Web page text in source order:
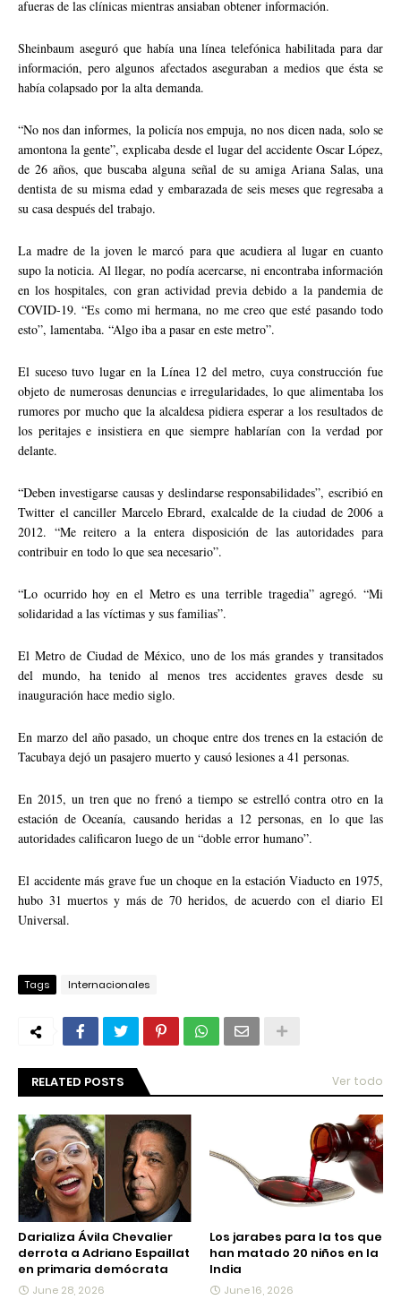
afueras de las clínicas mientras ansiaban obtener información.
Sheinbaum aseguró que había una línea telefónica habilitada para dar
información, pero algunos afectados aseguraban a medios que ésta se
había colapsado por la alta demanda.
“No nos dan informes, la policía nos empuja, no nos dicen nada, solo se
amontona la gente”, explicaba desde el lugar del accidente Oscar López,
de 26 años, que buscaba alguna señal de su amiga Ariana Salas, una
dentista de su misma edad y embarazada de seis meses que regresaba a
su casa después del trabajo.
La madre de la joven le marcó para que acudiera al lugar en cuanto
supo la noticia. Al llegar, no podía acercarse, ni encontraba información
en los hospitales, con gran actividad previa debido a la pandemia de
COVID-19. “Es como mi hermana, no me creo que esté pasando todo
esto”, lamentaba. “Algo iba a pasar en este metro”.
El suceso tuvo lugar en la Línea 12 del metro, cuya construcción fue
objeto de numerosas denuncias e irregularidades, lo que alimentaba los
rumores por mucho que la alcaldesa pidiera esperar a los resultados de
los peritajes e insistiera en que siempre hablarían con la verdad por
delante.
“Deben investigarse causas y deslindarse responsabilidades”, escribió en
Twitter el canciller Marcelo Ebrard, exalcalde de la ciudad de 2006 a
2012. “Me reitero a la entera disposición de las autoridades para
contribuir en todo lo que sea necesario”.
“Lo ocurrido hoy en el Metro es una terrible tragedia” agregó. “Mi
solidaridad a las víctimas y sus familias”.
El Metro de Ciudad de México, uno de los más grandes y transitados
del mundo, ha tenido al menos tres accidentes graves desde su
inauguración hace medio siglo.
En marzo del año pasado, un choque entre dos trenes en la estación de
Tacubaya dejó un pasajero muerto y causó lesiones a 41 personas.
En 2015, un tren que no frenó a tiempo se estrelló contra otro en la
estación de Oceanía, causando heridas a 12 personas, en lo que las
autoridades calificaron luego de un “doble error humano”.
El accidente más grave fue un choque en la estación Viaducto en 1975,
hubo 31 muertos y más de 70 heridos, de acuerdo con el diario El
Universal.
Tags Internacionales
RELATED POSTS Ver todo
Darializa Ávila Chevalier
derrota a Adriano Espaillat
en primaria demócrata
June 28, 2026
Los jarabes para la tos que
han matado 20 niños en la
India
June 16, 2026